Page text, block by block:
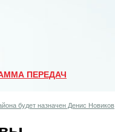
ПЕРЕДАЧ
будет назначен Денис Новиков